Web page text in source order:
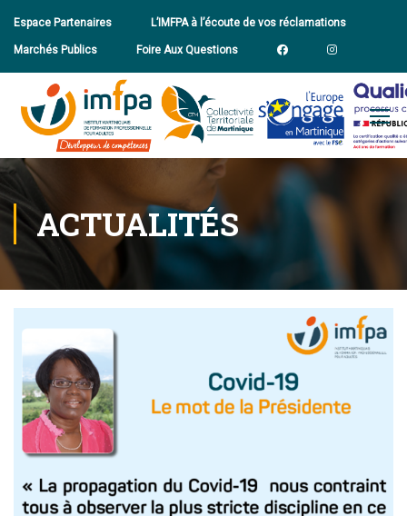
Espace Partenaires L’IMFPA à l’écoute de vos réclamations
Marchés Publics Foire Aux Questions
ACTUALITÉS